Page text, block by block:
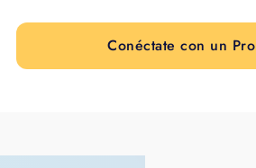
Conéctate con un Pro